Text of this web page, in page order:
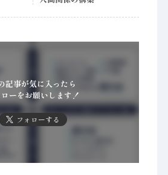
記事が気に入ったら
ーをお願いします！
フォローする